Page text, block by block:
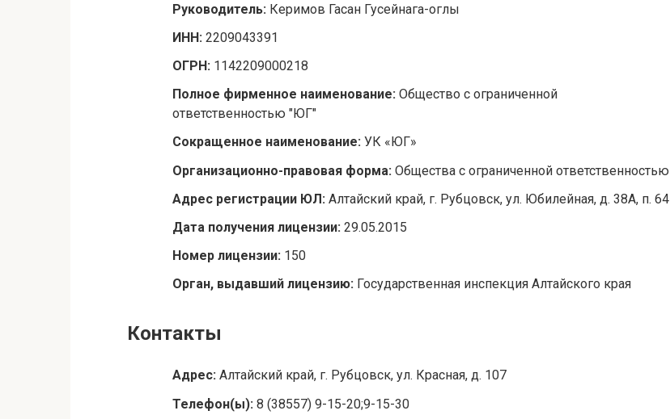
Руководитель: Керимов Гасан Гусейнага-оглы
ИНН: 2209043391
ОГРН: 1142209000218
Полное фирменное наименование: Общество с ограниченной
ответственностью "ЮГ"
Сокращенное наименование: УК «ЮГ»
Организационно-правовая форма: Общества с ограниченной ответственностью
Адрес регистрации ЮЛ: Алтайский край, г. Рубцовск, ул. Юбилейная, д. 38А, п. 64
Дата получения лицензии: 29.05.2015
Номер лицензии: 150
Орган, выдавший лицензию: Государственная инспекция Алтайского края
Контакты
Адрес: Алтайский край, г. Рубцовск, ул. Красная, д. 107
Телефон(ы): 8 (38557) 9-15-20;9-15-30